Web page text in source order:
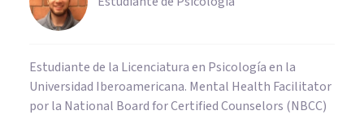
Estudiante de la Licenciatura en Psicología en la
Universidad Iberoamericana. Mental Health Facilitator
por la National Board for Certified Counselors (NBCC)